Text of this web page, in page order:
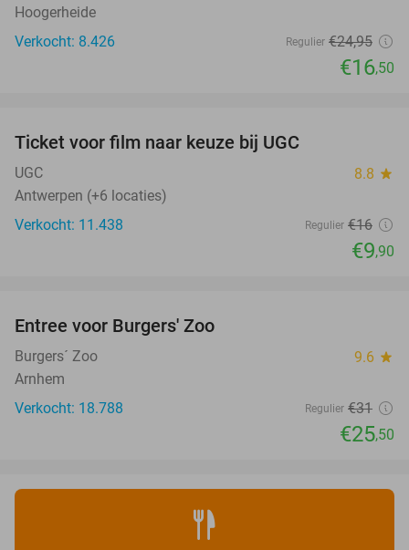
Hoogerheide
Verkocht: 8.426
Regulier €24,95
€16,50
Ticket voor film naar keuze bij UGC
UGC 8.8 star
Antwerpen (+6 locaties)
Verkocht: 11.438
Regulier €16
€9,90
Entree voor Burgers' Zoo
Burgers´ Zoo 9.6 star
Arnhem
Verkocht: 18.788
Regulier €31
€25,50